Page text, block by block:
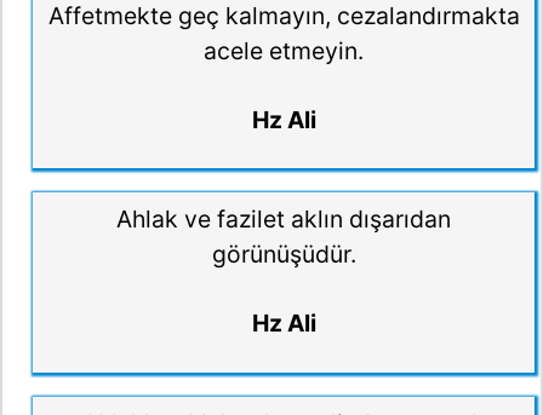
Affetmekte geç kalmayın, cezalandırmakta
acele etmeyin.
Hz Ali
Ahlak ve fazilet aklın dışarıdan
görünüşüdür.
Hz Ali